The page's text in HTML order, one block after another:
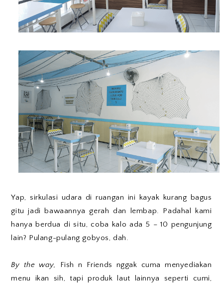
Yap, sirkulasi udara di ruangan ini kayak kurang bagus
gitu jadi bawaannya gerah dan lembap. Padahal kami
hanya berdua di situ, coba kalo ada 5 – 10 pengunjung
lain? Pulang-pulang gobyos, dah.
By the way,
Fish n Friends nggak cuma menyediakan
menu ikan sih, tapi produk laut lainnya seperti cumi,